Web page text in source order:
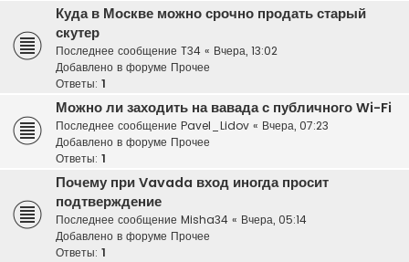
Куда в Москве можно срочно продать старый
скутер
Последнее сообщение T34 « Вчера, 13:02
Добавлено в форуме Прочее
Ответы: 1
Можно ли заходить на вавада с публичного Wi-Fi
Последнее сообщение Pavel_Lidov « Вчера, 07:23
Добавлено в форуме Прочее
Ответы: 1
Почему при Vavada вход иногда просит
подтверждение
Последнее сообщение Misha34 « Вчера, 05:14
Добавлено в форуме Прочее
Ответы: 1